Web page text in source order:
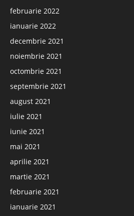
februarie 2022
ianuarie 2022
decembrie 2021
noiembrie 2021
octombrie 2021
septembrie 2021
august 2021
iulie 2021
iunie 2021
mai 2021
aprilie 2021
martie 2021
februarie 2021
ianuarie 2021